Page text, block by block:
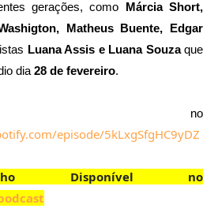
gerações, como Márcia Short,
Matheus Buente, Edgar
Luana Assis e Luana Souza que
dia 28 de fevereiro.
no
episode/5kLxgSfgHC9yDZ
Disponível no